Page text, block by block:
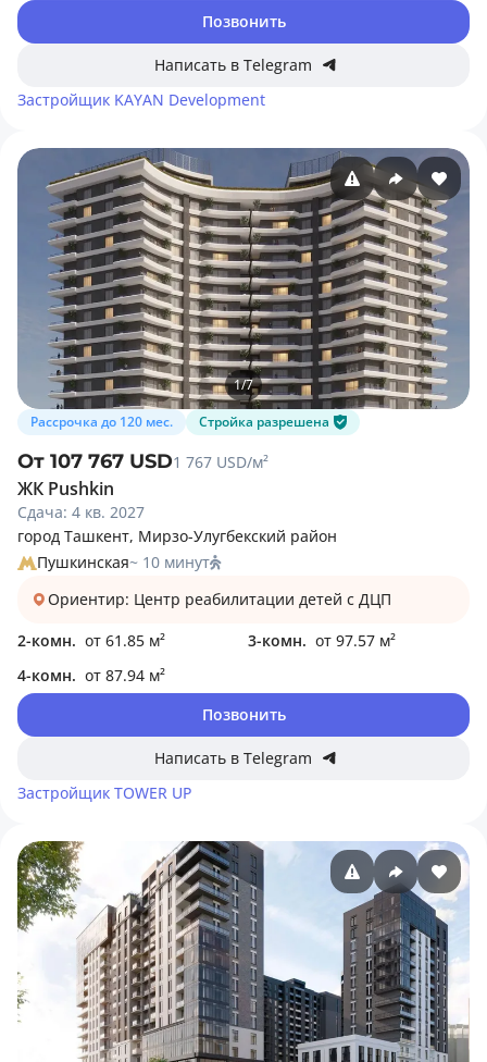
Позвонить
Написать в Telegram
Застройщик KAYAN Development
1/7
Рассрочка до 120 мес.
Стройка разрешена
От 107 767 USD1 767 USD/м²
ЖК Pushkin
Сдача: 4 кв. 2027
город Ташкент, Мирзо-Улугбекский район
Пушкинская~ 10 минут
Ориентир: Центр реабилитации детей с ДЦП
2-комн. от 61.85 м² 3-комн. от 97.57 м²
4-комн. от 87.94 м²
Позвонить
Написать в Telegram
Застройщик TOWER UP